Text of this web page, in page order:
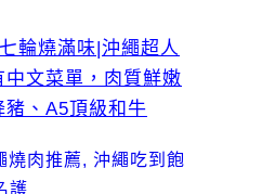
輪燒滿味|沖繩超人
文菜單，肉質鮮嫩
豬、A5頂級和牛